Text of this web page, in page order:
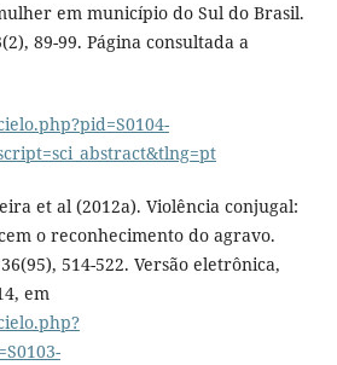
em município do Sul do Brasil.
89-99. Página consultada a
et al (2012a). Violência conjugal:
o reconhecimento do agravo.
514-522. Versão eletrônica,
em